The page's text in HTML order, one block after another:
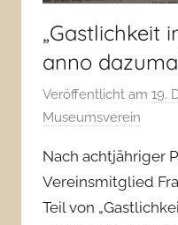
„Gastlichkeit
anno
Veröffentlicht am 19.
Museumsverein
Nach achtjähriger
Vereinsmitglied
Teil von